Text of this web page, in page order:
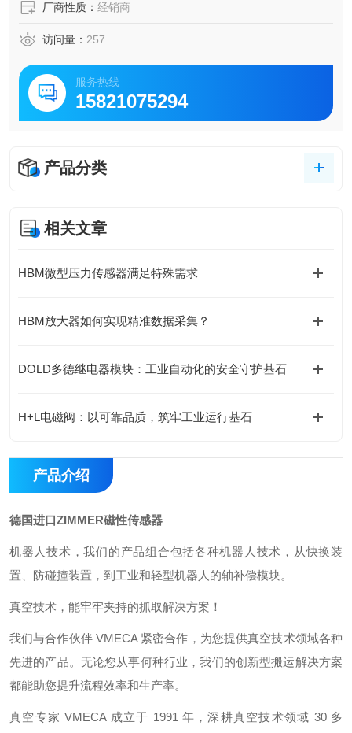
厂商性质： 经销商
访问量： 257
服务热线
15821075294
产品分类
相关文章
HBM微型压力传感器满足特殊需求
HBM放大器如何实现精准数据采集？
DOLD多德继电器模块：工业自动化的安全守护基石
H+L电磁阀：以可靠品质，筑牢工业运行基石
产品介绍
德国进口ZIMMER磁性传感器
机器人技术，我们的产品组合包括各种机器人技术，从快换装
置、防碰撞装置，到工业和轻型机器人的轴补偿模块。
真空技术，能牢牢夹持的抓取解决方案！
我们与合作伙伴 VMECA 紧密合作，为您提供真空技术领域各种
先进的产品。无论您从事何种行业，我们的创新型搬运解决方案
都能助您提升流程效率和生产率。
真空专家 VMECA 成立于 1991 年，深耕真空技术领域 30 多